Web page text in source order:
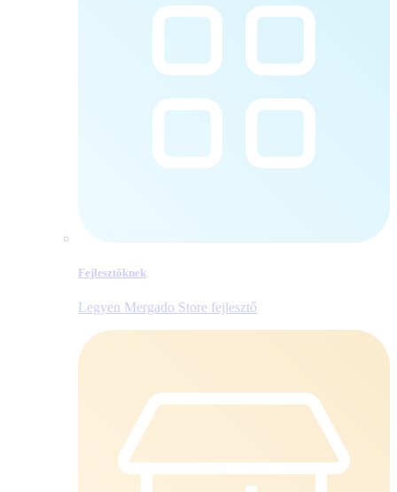
Fejlesztőknek
Legyen Mergado Store fejlesztő